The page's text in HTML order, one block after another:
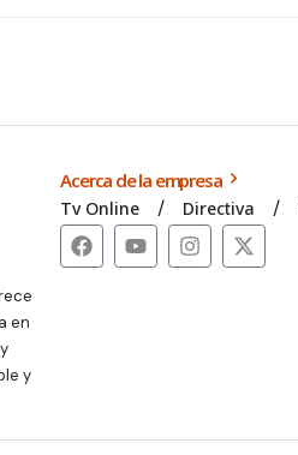
en
y
Acerca de la empresa
Tv Online Directiva